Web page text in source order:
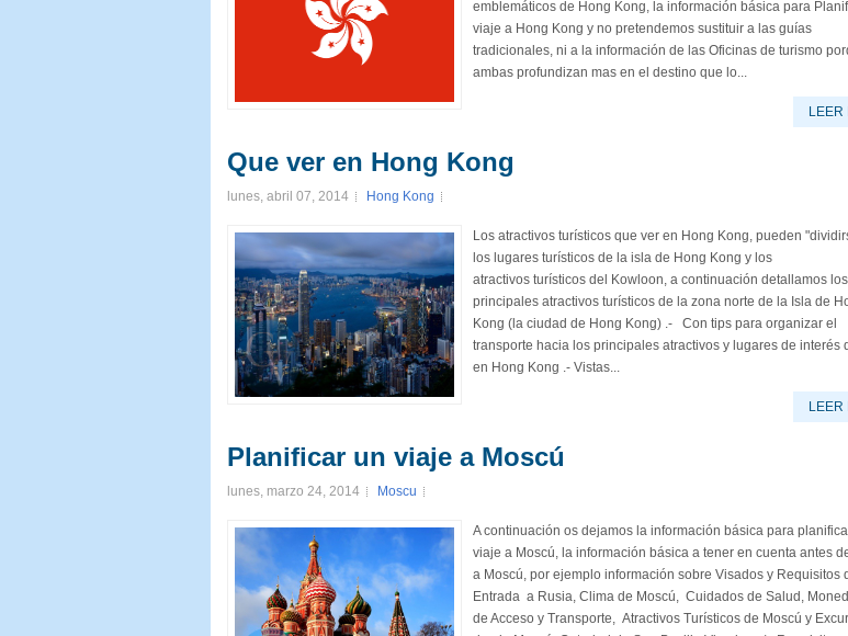
emblemáticos de Hong Kong, la información básica para
viaje a Hong Kong y no pretendemos sustituir a las guías
tradicionales, ni a la información de las Oficinas de turismo
ambas profundizan mas en el destino que lo...
LEER
Que ver en Hong Kong
lunes, abril 07, 2014 Hong Kong
Los atractivos turísticos que ver en Hong Kong, pueden
los lugares turísticos de la isla de Hong Kong y los
atractivos turísticos del Kowloon, a continuación detallamos los
principales atractivos turísticos de la zona norte de la Isla de
Kong (la ciudad de Hong Kong) .- Con tips para organizar el
transporte hacia los principales atractivos y lugares de interés
en Hong Kong .- Vistas...
LEER
Planificar un viaje a Moscú
lunes, marzo 24, 2014 Moscu
A continuación os dejamos la información básica para
viaje a Moscú, la información básica a tener en cuenta antes
a Moscú, por ejemplo información sobre Visados y Requisitos
Entrada a Rusia, Clima de Moscú, Cuidados de Salud,
de Acceso y Transporte, Atractivos Turísticos de Moscú y